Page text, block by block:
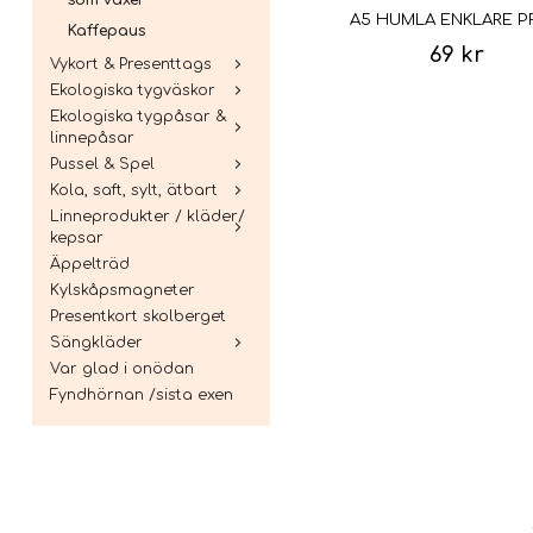
Kaffepaus
Vykort & Presenttags
Ekologiska tygväskor
Ekologiska tygpåsar &
linnepåsar
Pussel & Spel
Kola, saft, sylt, ätbart
Linneprodukter / kläder/
kepsar
Äppelträd
Kylskåpsmagneter
Presentkort skolberget
Sängkläder
Var glad i onödan
Fyndhörnan /sista exen
A5 HUMLA ENKLARE
69 kr